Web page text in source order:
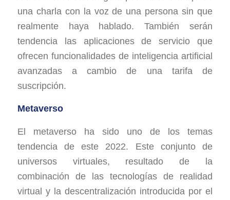
una charla con la voz de una persona sin que
realmente haya hablado. También serán
tendencia las aplicaciones de servicio que
ofrecen funcionalidades de inteligencia artificial
avanzadas a cambio de una tarifa de
suscripción.
Metaverso
El metaverso ha sido uno de los temas
tendencia de este 2022. Este conjunto de
universos virtuales, resultado de la
combinación de las tecnologías de realidad
virtual y la descentralización introducida por el